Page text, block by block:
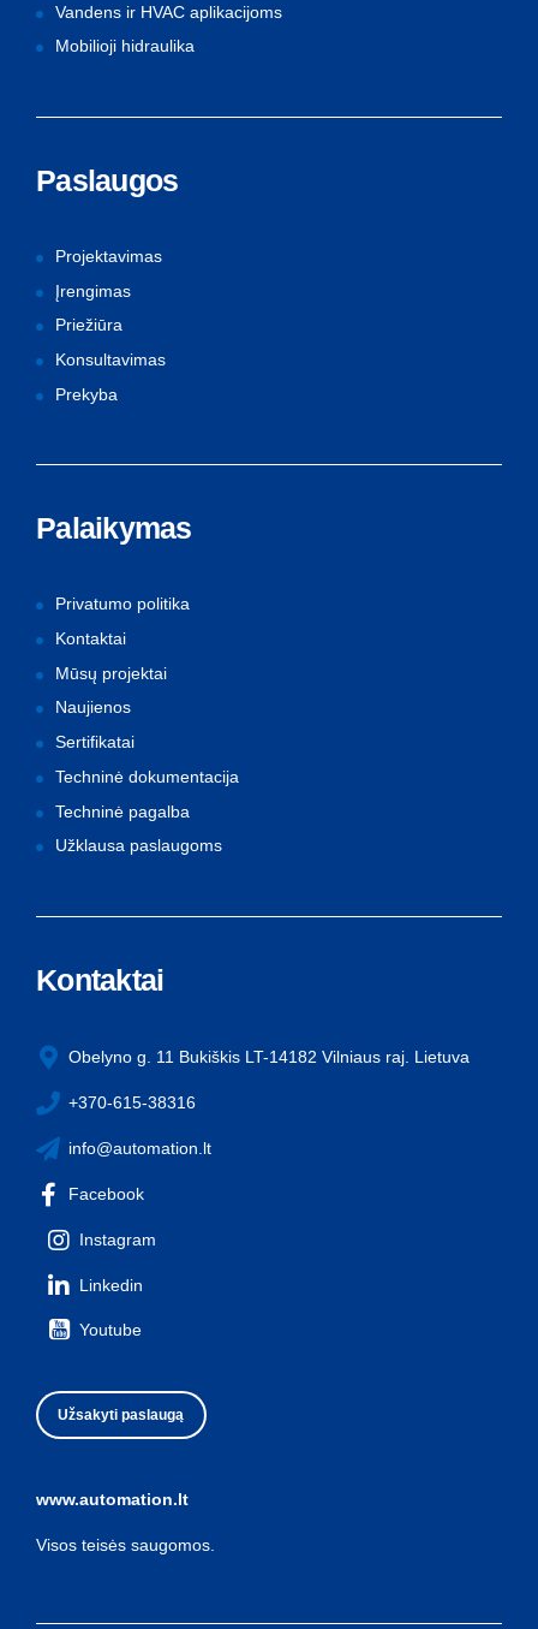
Vandens ir HVAC aplikacijoms
Mobilioji hidraulika
Paslaugos
Projektavimas
Įrengimas
Priežiūra
Konsultavimas
Prekyba
Palaikymas
Privatumo politika
Kontaktai
Mūsų projektai
Naujienos
Sertifikatai
Techninė dokumentacija
Techninė pagalba
Užklausa paslaugoms
Kontaktai
Obelyno g. 11 Bukiškis LT-14182 Vilniaus raj. Lietuva
+370-615-38316
info@automation.lt
Facebook
Instagram
Linkedin
Youtube
Užsakyti paslaugą
www.automation.lt
Visos teisės saugomos.